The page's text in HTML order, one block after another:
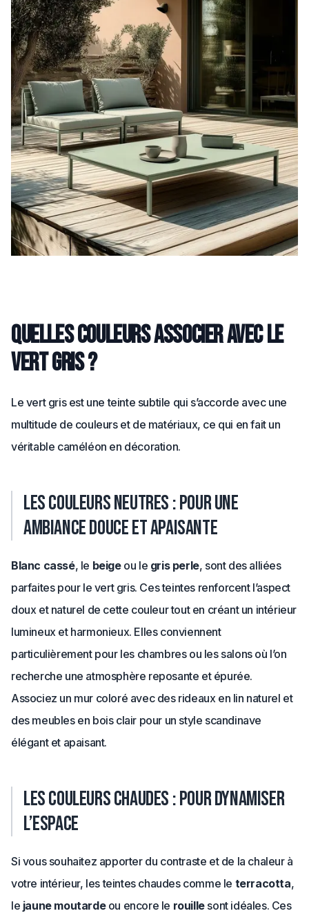
Quelles couleurs associer avec le
vert gris ?
Le vert gris est une teinte subtile qui s’accorde avec une
multitude de couleurs et de matériaux, ce qui en fait un
véritable caméléon en décoration.
Les couleurs neutres : pour une
ambiance douce et apaisante
Blanc cassé, le beigeou le gris perle, sont des alliées
parfaites pour le vert gris. Ces teintes renforcent l’aspect
doux et naturel de cette couleur tout en créant un intérieur
lumineux et harmonieux. Elles conviennent
particulièrement pour les chambres ou les salons où l’on
recherche une atmosphère reposante et épurée.
Associez un mur coloré avec des rideaux en lin naturel et
des meubles en bois clair pour un style scandinave
élégant et apaisant.
Les couleurs chaudes : pour dynamiser
l’espace
Si vous souhaitez apporter du contraste et de la chaleur à
votre intérieur, les teintes chaudes comme le terracotta,
le jaune moutardeou encore le rouillesont idéales. Ces